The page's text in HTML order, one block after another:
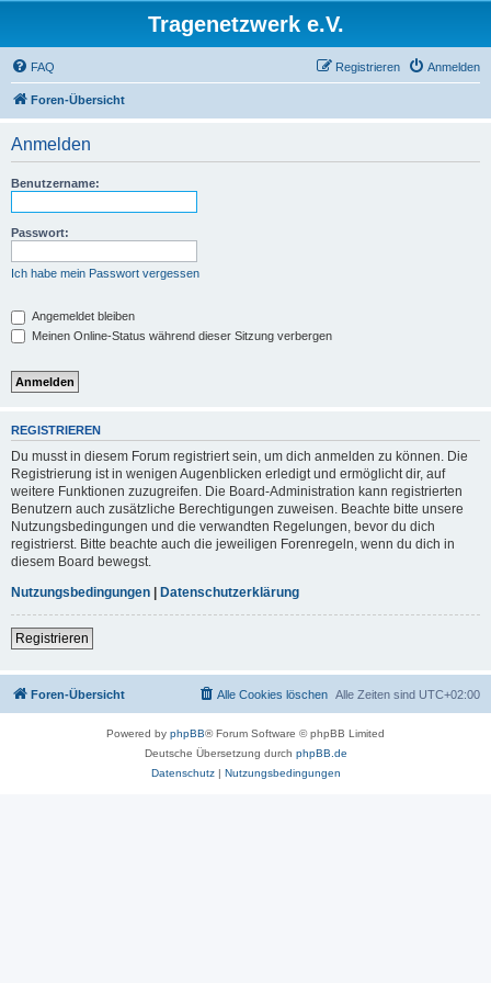
Tragenetzwerk e.V.
FAQ Anmelden
Registrieren
Foren-Übersicht
Anmelden
Benutzername:
Passwort:
Ich habe mein Passwort vergessen
Angemeldet bleiben
Meinen Online-Status während dieser Sitzung verbergen
REGISTRIEREN
Du musst in diesem Forum registriert sein, um dich anmelden zu können. Die
Registrierung ist in wenigen Augenblicken erledigt und ermöglicht dir, auf
weitere Funktionen zuzugreifen. Die Board-Administration kann registrierten
Benutzern auch zusätzliche Berechtigungen zuweisen. Beachte bitte unsere
Nutzungsbedingungen und die verwandten Regelungen, bevor du dich
registrierst. Bitte beachte auch die jeweiligen Forenregeln, wenn du dich in
diesem Board bewegst.
Nutzungsbedingungen | Datenschutzerklärung
Registrieren
Foren-Übersicht Alle Zeiten sind UTC+02:00
Alle Cookies löschen
Powered by phpBB® Forum Software © phpBB Limited
Deutsche Übersetzung durch phpBB.de
Datenschutz| Nutzungsbedingungen